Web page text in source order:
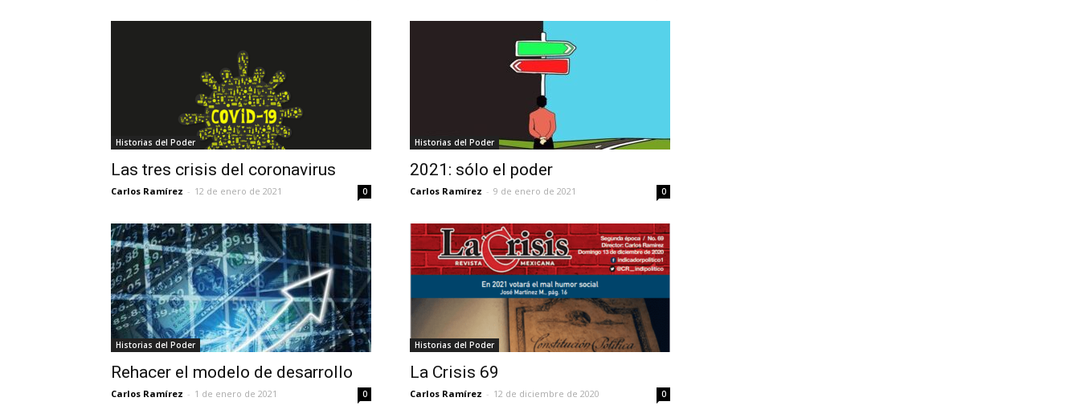
Historias del Poder
Las tres crisis del coronavirus
Carlos Ramírez - 12 de enero de 2021 0
Historias del Poder
2021: sólo el poder
Carlos Ramírez - 9 de enero de 2021 0
Historias del Poder
Rehacer el modelo de desarrollo
Carlos Ramírez - 1 de enero de 2021 0
Historias del Poder
La Crisis 69
Carlos Ramírez - 12 de diciembre de 2020 0